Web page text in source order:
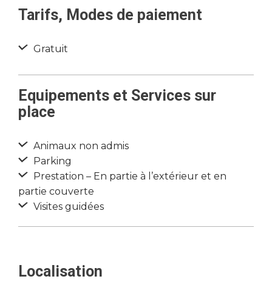
Tarifs, Modes de paiement
Gratuit
Equipements et Services sur
place
Animaux non admis
Parking
Prestation – En partie à l’extérieur et en
partie couverte
Visites guidées
Localisation